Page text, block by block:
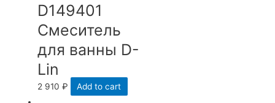
D149401
Смеситель
для ванны D-
Lin
2 910₽ Add to cart